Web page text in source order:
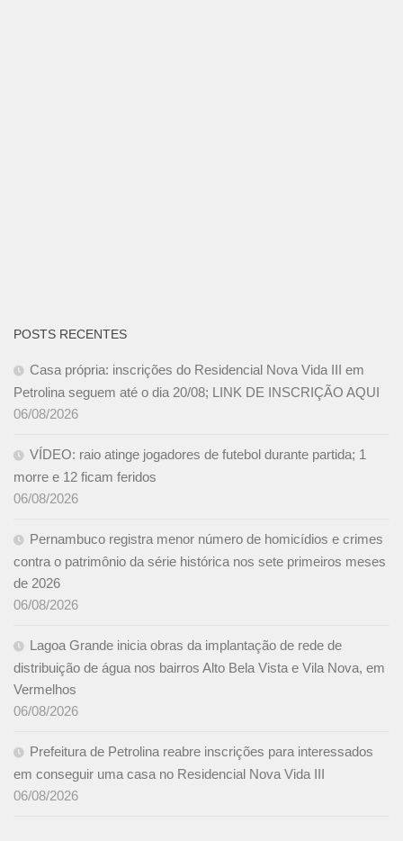
POSTS RECENTES
Casa própria: inscrições do Residencial Nova Vida III em
Petrolina seguem até o dia 20/08; LINK DE INSCRIÇÃO AQUI
06/08/2026
VÍDEO: raio atinge jogadores de futebol durante partida; 1
morre e 12 ficam feridos
06/08/2026
Pernambuco registra menor número de homicídios e crimes
contra o patrimônio da série histórica nos sete primeiros meses
de 2026
06/08/2026
Lagoa Grande inicia obras da implantação de rede de
distribuição de água nos bairros Alto Bela Vista e Vila Nova, em
Vermelhos
06/08/2026
Prefeitura de Petrolina reabre inscrições para interessados
em conseguir uma casa no Residencial Nova Vida III
06/08/2026